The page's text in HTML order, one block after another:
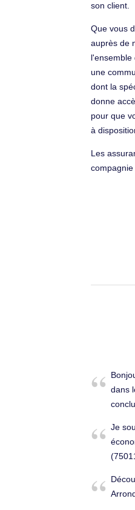
son client.
Que vous
auprès de
l'ensemble
une
dont la
donne
pour que
à
Les
dans
délai
vos
Dans
Je